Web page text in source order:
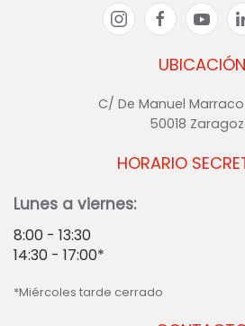
UBICACIÓN
C/ De Manuel
50018
HORARIO
Lunes a viernes:
8:00 - 13:30
14:30 - 17:00*
*Miércoles tarde cerrado